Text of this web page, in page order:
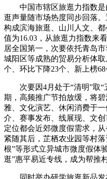
中国市辖区旅逛力指数是
逛声量随市场热度同步回落
构成滨海旅逛、山川人文、
值为16.03，从旅逛力指数来
居全国第一，次要依托青岛
城阳区等成熟的贸易分析体
个、环比下降23个、新上榜68
次要因4月处于“清明”取“
期，高频推广节拍放缓，将
雅、文化演艺、休闲消费于
介、赛事发布、线展现、文
定位都会近郊微度假需求，
紧随其后，芷栖农业园等村
根”等形式立异城市微度假体
逛”惠平易近专线，成为帮推